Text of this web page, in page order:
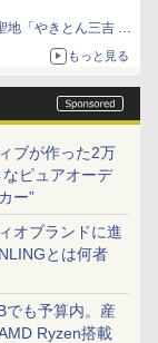
地「やきとん三吉 神
コース」を娘と堪能
NVIDIAに怒られたか
もっと見る
ブが作った2万
なピュアオーデ
ー”
オブランドに進
とは何者
でも予算内。産
Ryzen搭載